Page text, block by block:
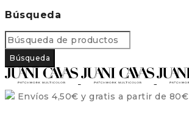
Búsqueda
Envíos 4,50€ y gratis a partir de 80€